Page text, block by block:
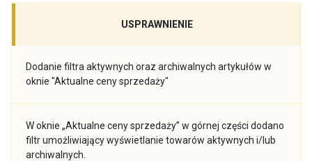
USPRAWNIENIE
Dodanie filtra aktywnych oraz archiwalnych artykułów w
oknie "Aktualne ceny sprzedaży"
W oknie „Aktualne ceny sprzedaży” w górnej części dodano
filtr umożliwiający wyświetlanie towarów aktywnych i/lub
archiwalnych.